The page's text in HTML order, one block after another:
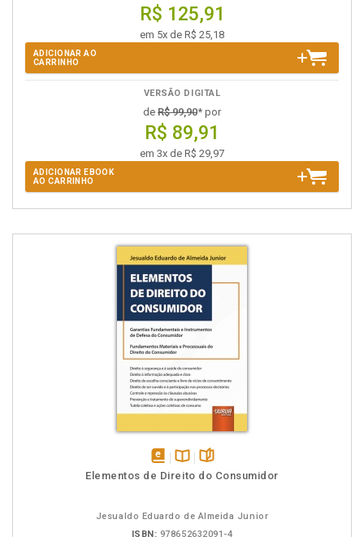
R$ 125,91
em 5x de R$ 25,18
ADICIONAR AO
CARRINHO
VERSÃO DIGITAL
de R$ 99,90* por
R$ 89,91
em 3x de R$ 29,97
ADICIONAR EBOOK
AO CARRINHO
disponível
Disponível
páginas
Elementos de Direito do Consumidor
Jesualdo Eduardo de Almeida Junior
ISBN: 978652632091-4